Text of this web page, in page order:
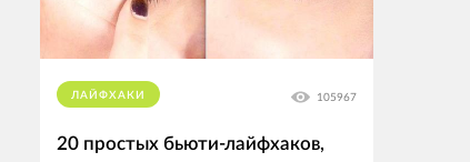
ЛАЙФХАКИ 105967
20 простых бьюти-лайфхаков,